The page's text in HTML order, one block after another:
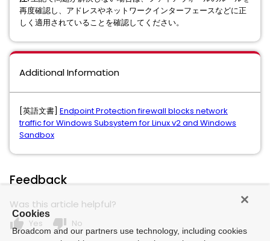
再度確認し、アドレスやネットワークインターフェースなどに正
しく適用されていることを確認してください。
Additional Information
[英語文書] Endpoint Protection firewall blocks network
traffic for Windows Subsystem for Linux v2 and Windows
Sandbox
Feedback
Was this article helpful?
thumb_up Yes thumb_down No
Cookies
Broadcom and our partners use technology, including cookies